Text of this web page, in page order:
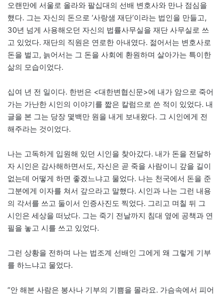
오랜만에 서울로 올라와 팔십대의 선배 변호사와 만나 점심을
했다. 그는 자신의 돈으로 ‘사랑샘 재단’이라는 법인을 만들고,
30년 넘게 사용해오던 자신의 법률사무실을 재단 사무실로 쓰
고 있었다. 재단의 직원은 연로한 아내였다. 젊어서는 변호사로
돈을 벌고, 늙어서는 그 돈을 사회에 환원하며 살아가는 특이한
삶의 모습이었다.
십여 년 전 일이다. 한번은 <대한변협신문>에 내가 암으로 죽어
가는 가난한 시인의 이야기를 짧은 칼럼으로 쓴 적이 있었다. 내
글을 본 그는 당장 몇백만 원을 내게 보내왔다. 그 시인에게 전
해주라는 것이었다.
나는 고독하게 입원해 있던 시인을 찾아갔다. 내가 돈을 전달하
자 시인은 감사해하면서도, 자신은 곧 죽을 사람이니 갚을 길이
없는데 어떻게 하면 좋겠느냐고 물었다. 나는 천국에서 돈을 준
그분에게 이자를 쳐서 갚으라고 말했다. 시인과 나는 그런 내용
의 각서를 쓰고 둘이서 인증사진도 찍었다. 그리고 며칠 뒤 그
시인은 세상을 떠났다. 그는 죽기 전날까지 침대 옆에 공책과 연
필을 놓고 시를 쓰고 있었다.
그런 상황을 전하며 나는 법조계 선배인 그에게 왜 그렇게 기부
를 하느냐고 물었다.
“안 해본 사람은 봉사나 기부의 기쁨을 몰라요. 가슴속에서 피어